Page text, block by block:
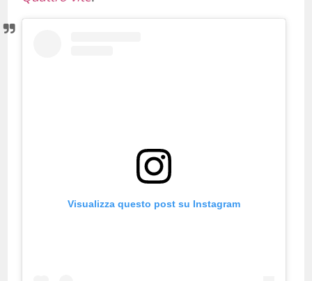
Visualizza questo post su Instagram